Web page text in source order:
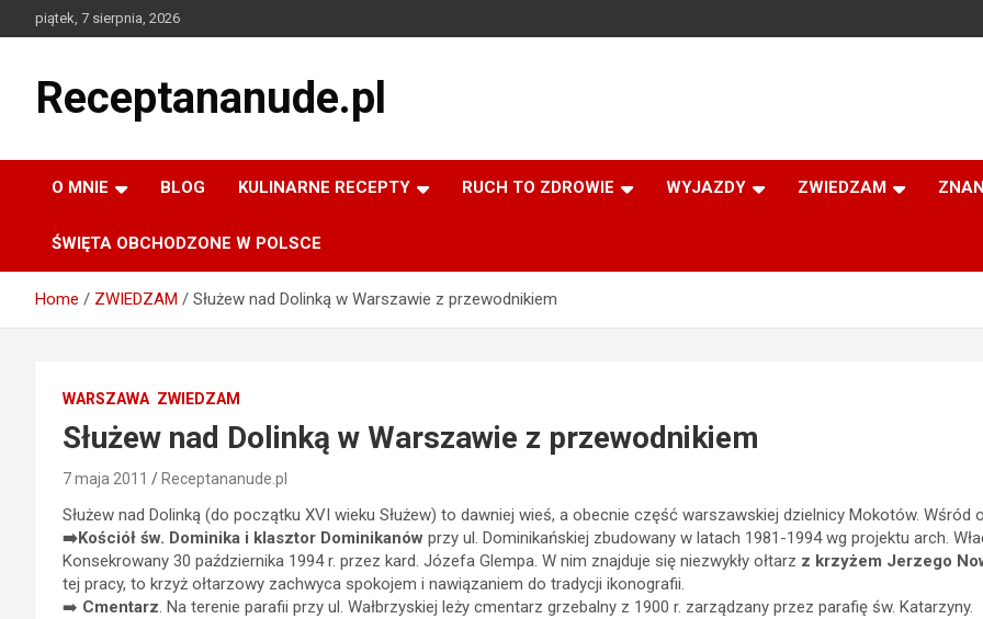
to
piątek, 7 sierpnia, 2026
Receptananude.pl
O MNIE BLOG KULINARNE RECEPTY RUCH TO ZDROWIE WYJAZDY ZWIEDZAM
ŚWIĘTA OBCHODZONE W POLSCE
Home ZWIEDZAM Służew nad Dolinką w Warszawie z przewodnikiem
WARSZAWA ZWIEDZAM
Służew nad Dolinką w Warszawie z przewodnikiem
7 maja 2011 Receptananude.pl
Służew nad Dolinką (do początku XVI wieku Służew) to dawniej wieś, a obecnie część warszawskiej dzielnicy Mokotów.
➡️Kościół św. Dominika i klasztor Dominikanów przy ul. Dominikańskiej zbudowany w latach 1981-1994 wg projektu arch.
Konsekrowany 30 października 1994 r. przez kard. Józefa Glempa. W nim znajduje się niezwykły ołtarz z krzyżem Jerzego
tej pracy, to krzyż ołtarzowy zachwyca spokojem i nawiązaniem do tradycji ikonografii.
➡️ Cmentarz. Na terenie parafii przy ul. Wałbrzyskiej leży cmentarz grzebalny z 1900 r. zarządzany przez parafię św. Katarzyny.